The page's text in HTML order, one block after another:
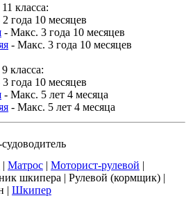
класса:
2 года 10 месяцев
- Макс. 3 года 10 месяцев
- Макс. 3 года 10 месяцев
класса:
3 года 10 месяцев
- Макс. 5 лет 4 месяца
- Макс. 5 лет 4 месяца
| Матрос | Моторист-рулевой |
шкипера | Рулевой (кормщик) |
| Шкипер